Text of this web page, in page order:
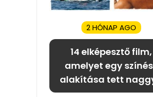
2 HÓNAP AGO
14 elképesztő film,
amelyet egy
alakítása tett